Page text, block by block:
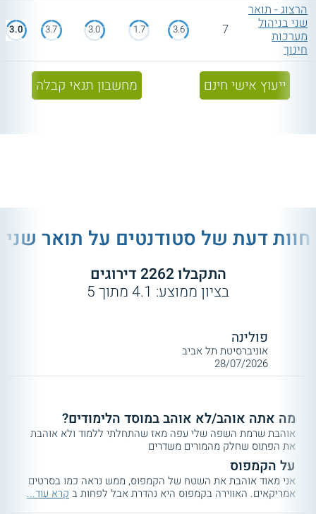
הרצוג - תואר
שני בניהול
מערכות
חינוך
7
3.6
1.7
3.0
3.7
3.0
ייעוץ אישי חינם מחשבון תנאי קבלה
חוות דעת של סטודנטים על תואר שני
התקבלו2262 דירוגים
בציון ממוצע: 4.1מתוך5
פולינה
אוניברסיטת תל אביב
28/07/2026
מה אתה אוהב/לא אוהב במוסד הלימודים?
אוהבת שרמת השפה שלי עפה מאז שהתחלתי ללמוד ולא אוהבת
את הפתוס שחלק מהמורים משדרים
על הקמפוס
אני מאוד אוהבת את השטח של הקמפוס, ממש נראה כמו בסרטים
אמריקאים. האווירה בקמפוס היא נהדרת אבל לפחות בקרא עוד...